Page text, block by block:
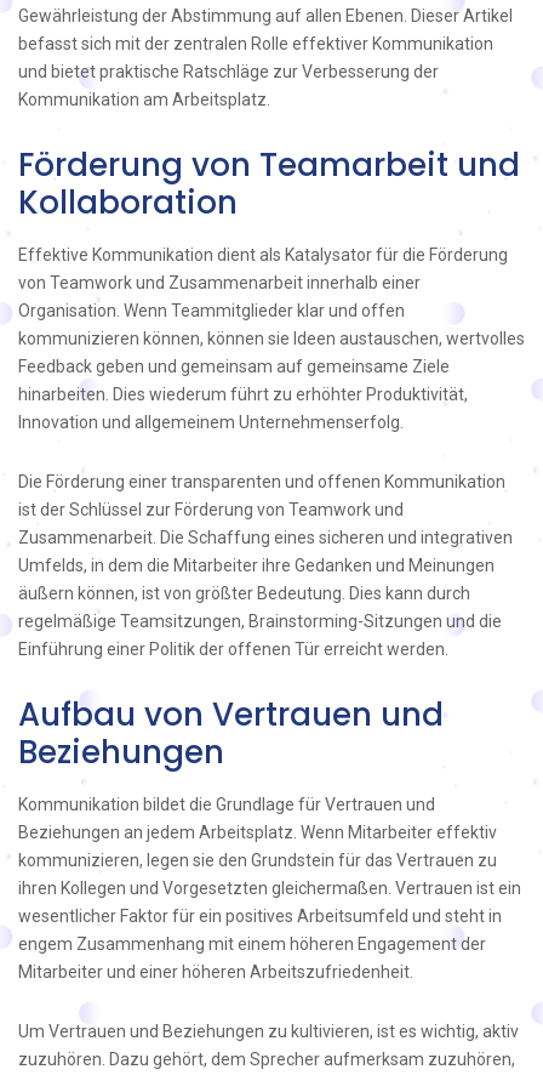
Gewährleistung der Abstimmung auf allen Ebenen. Dieser Artikel
befasst sich mit der zentralen Rolle effektiver Kommunikation
und bietet praktische Ratschläge zur Verbesserung der
Kommunikation am Arbeitsplatz.
Förderung von Teamarbeit und
Kollaboration
Effektive Kommunikation dient als Katalysator für die Förderung
von Teamwork und Zusammenarbeit innerhalb einer
Organisation. Wenn Teammitglieder klar und offen
kommunizieren können, können sie Ideen austauschen, wertvolles
Feedback geben und gemeinsam auf gemeinsame Ziele
hinarbeiten. Dies wiederum führt zu erhöhter Produktivität,
Innovation und allgemeinem Unternehmenserfolg.
Die Förderung einer transparenten und offenen Kommunikation
ist der Schlüssel zur Förderung von Teamwork und
Zusammenarbeit. Die Schaffung eines sicheren und integrativen
Umfelds, in dem die Mitarbeiter ihre Gedanken und Meinungen
äußern können, ist von größter Bedeutung. Dies kann durch
regelmäßige Teamsitzungen, Brainstorming-Sitzungen und die
Einführung einer Politik der offenen Tür erreicht werden.
Aufbau von Vertrauen und
Beziehungen
Kommunikation bildet die Grundlage für Vertrauen und
Beziehungen an jedem Arbeitsplatz. Wenn Mitarbeiter effektiv
kommunizieren, legen sie den Grundstein für das Vertrauen zu
ihren Kollegen und Vorgesetzten gleichermaßen. Vertrauen ist ein
wesentlicher Faktor für ein positives Arbeitsumfeld und steht in
engem Zusammenhang mit einem höheren Engagement der
Mitarbeiter und einer höheren Arbeitszufriedenheit.
Um Vertrauen und Beziehungen zu kultivieren, ist es wichtig, aktiv
zuzuhören. Dazu gehört, dem Sprecher aufmerksam zuzuhören,